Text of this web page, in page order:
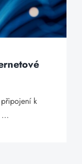
k
...